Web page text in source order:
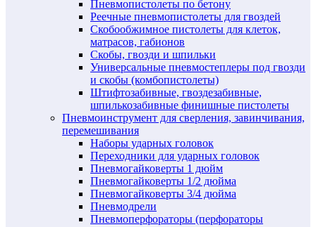
Пневмопистолеты по бетону
Реечные пневмопистолеты для гвоздей
Скобообжимное пистолеты для клеток,
матрасов, габионов
Скобы, гвозди и шпильки
Универсальные пневмостеплеры под гвозди
и скобы (комбопистолеты)
Штифтозабивные, гвоздезабивные,
шпилькозабивные финишные пистолеты
Пневмоинструмент для сверления, завинчивания,
перемешивания
Наборы ударных головок
Переходники для ударных головок
Пневмогайковерты 1 дюйм
Пневмогайковерты 1/2 дюйма
Пневмогайковерты 3/4 дюйма
Пневмодрели
Пневмоперфораторы (перфораторы